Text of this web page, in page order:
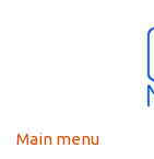
Main menu